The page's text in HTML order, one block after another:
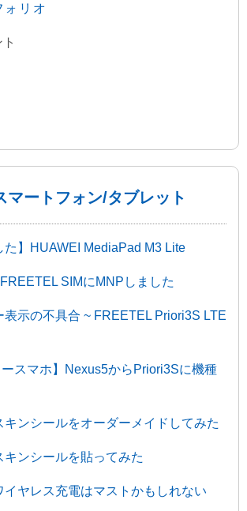
リオ
マートフォン/タブレット
た】HUAWEI MediaPad M3 Lite
FREETEL SIMにMNPしました
表示の不具合 ~ FREETEL Priori3S LTE
ースマホ】Nexus5からPriori3Sに機種
キンシールをオーダーメイドしてみた
キンシールを貼ってみた
イヤレス充電はマストかもしれない